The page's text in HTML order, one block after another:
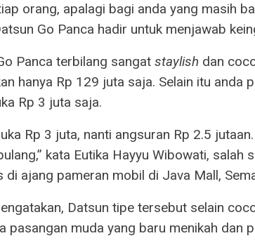
orang, apalagi bagi anda yang masih
Go Panca hadir untuk menjawab
Panca terbilang sangat staylish dan
hanya Rp 129 juta saja. Selain itu anda
Rp 3 juta saja.
Rp 3 juta, nanti angsuran Rp 2.5
kata Eutika Hayyu Wibowati, salah
di ajang pameran mobil di Java Mall,
Datsun tipe tersebut selain
pasangan muda yang baru menikah dan